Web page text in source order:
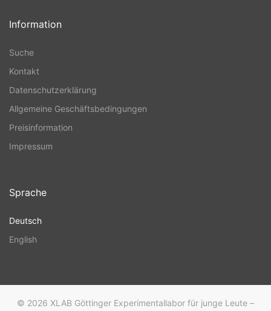
Information
Suche
Kontakt
Datenschutzerklärung
Allgemeine Geschäftsbedingungen
Preisinformation
Impressum
Sprache
Deutsch
English
© 2026 XLAB Göttinger Experimentallabor für junge Leute –